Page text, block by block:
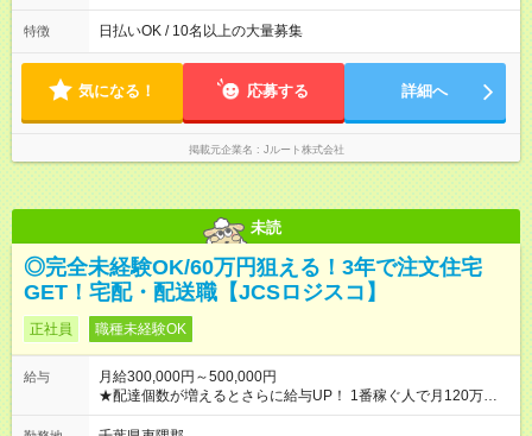
は週4も有り） ※配達状況によって時間外での勤務可能性有り ※
案件により多少の前後あり ※配達が完了次第、帰社OKです
特徴 日払いOK / 10名以上の大量募集
気になる！ 応募する 詳細へ
掲載元企業名 Jルート株式会社
未読
◎完全未経験OK/60万円狙える！3年で注文住宅
GET！宅配・配送職【JCSロジスコ】
正社員 職種未経験OK
給与
月給300,000円～500,000円
★配達個数が増えるとさらに給与UP！ 1番稼ぐ人で月120万ほ
ど！ ・主要都市エリア 月収55万円／週5日稼働 月収65万~112